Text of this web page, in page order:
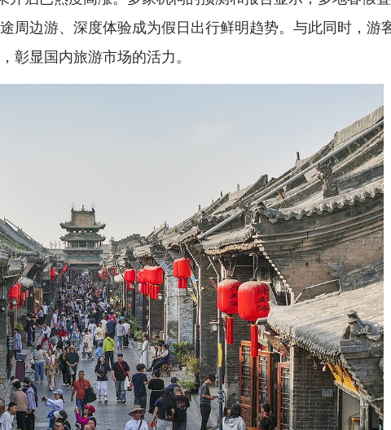
周边游、深度体验成为假日出行鲜明趋势。与此同时，游
彰显国内旅游市场的活力。